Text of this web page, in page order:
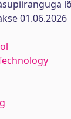
01.06.2026